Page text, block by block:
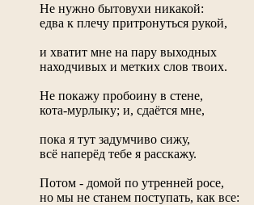
Не нужно бытовухи никакой:
едва к плечу притронуться рукой,
и хватит мне на пару выходных
находчивых и метких слов твоих.
Не покажу пробоину в стене,
кота-мурлыку; и, сдаётся мне,
пока я тут задумчиво сижу,
всё наперёд тебе я расскажу.
Потом - домой по утренней росе,
но мы не станем поступать, как все: